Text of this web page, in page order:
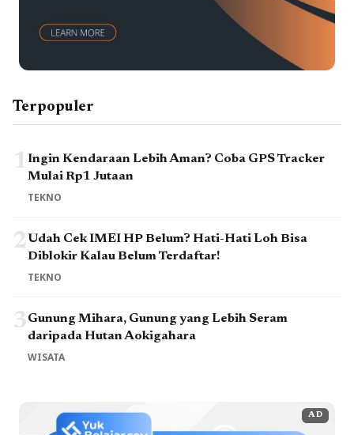
Terpopuler
1Ingin Kendaraan Lebih Aman? Coba GPS Tracker
Mulai Rp1 Jutaan
TEKNO
2Udah Cek IMEI HP Belum? Hati-Hati Loh Bisa
Diblokir Kalau Belum Terdaftar!
TEKNO
3Gunung Mihara, Gunung yang Lebih Seram
daripada Hutan Aokigahara
WISATA
AD